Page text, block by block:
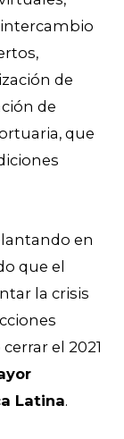
de
de
que
en
que el
la crisis
el 2021
Latina.